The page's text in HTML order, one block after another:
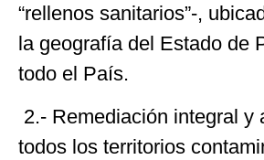
“rellenos sanitarios”-,
la geografía del Estado de
todo el País.
2.- Remediación integral y
todos los territorios